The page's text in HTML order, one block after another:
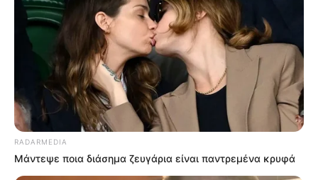
TAGS
ΕΥΒΟΙΑ
ΠΑΡΑΛΙΑ ΘΑΨΑ
ΠΑΡΑΛΙΕΣ ΕΥΒΟΙΑΣ
ΤΑΞΙΔΙ
RADARMEDIA
Μάντεψε ποια διάσημα ζευγάρια είναι παντρεμένα κρυφά